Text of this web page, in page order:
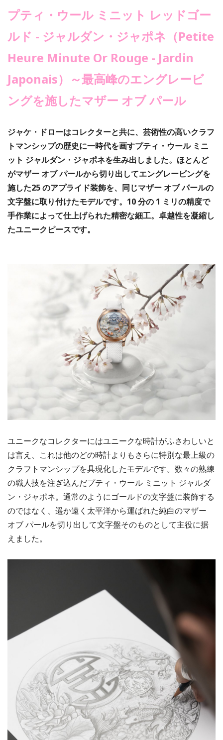
プティ・ウール ミニット レッドゴー
ルド - ジャルダン・ジャポネ（Petite
Heure Minute Or Rouge - Jardin
Japonais）～最高峰のエングレービ
ングを施したマザー オブ パール
ジャケ・ドローはコレクターと共に、芸術性の高いクラフ
トマンシップの歴史に一時代を画すプティ・ウール ミニ
ット ジャルダン・ジャポネを生み出しました。ほとんど
がマザー オブ パールから切り出してエングレービングを
施した25 のアプライド装飾を、同じマザー オブ パールの
文字盤に取り付けたモデルです。10 分の 1 ミリの精度で
手作業によって仕上げられた精密な細工。卓越性を凝縮し
たユニークピースです。
ユニークなコレクターにはユニークな時計がふさわしいと
は言え、これは他のどの時計よりもさらに特別な最上級の
クラフトマンシップを具現化したモデルです。数々の熟練
の職人技を注ぎ込んだプティ・ウール ミニット ジャルダ
ン・ジャポネ。通常のようにゴールドの文字盤に装飾する
のではなく、遥か遠く太平洋から運ばれた純白のマザー
オブ パールを切り出して文字盤そのものとして主役に据
えました。